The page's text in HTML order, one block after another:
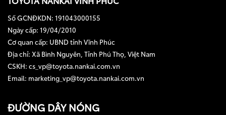
Số GCNĐKDN: 191043000155
Ngày cấp: 19/04/2010
Cơ quan cấp: UBND tỉnh Vĩnh Phúc
Địa chỉ: Xã Bình Nguyên, Tỉnh Phú Thọ, Việt Nam
CSKH: cs_vp@toyota.nankai.com.vn
Email: marketing_vp@toyota.nankai.com.vn
ĐƯỜNG DÂY NÓNG